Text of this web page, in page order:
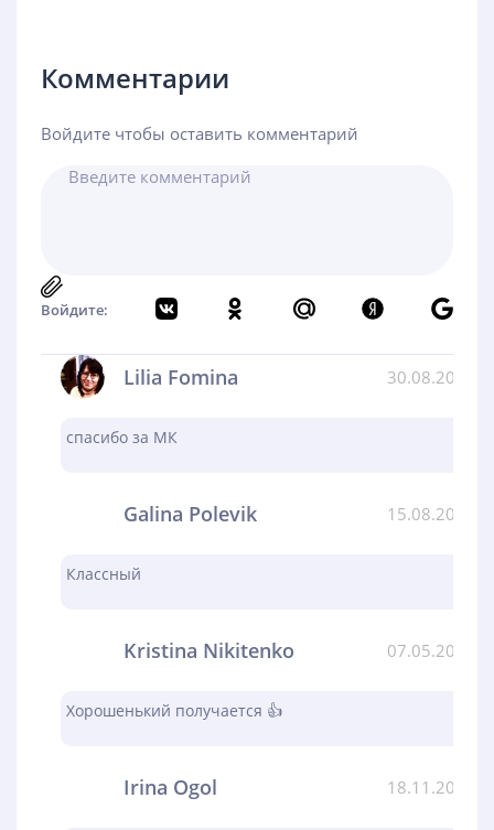
Комментарии
Войдите чтобы оставить комментарий
Войдите:
Lilia Fomina 30.08.2024
спасибо за МК
Galina Polevik 15.08.2024
Классный
Kristina Nikitenko 07.05.2024
Хорошенький получается 👍
Irina Ogol 18.11.2023